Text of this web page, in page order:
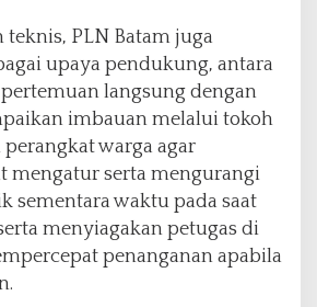
teknis, PLN Batam juga
upaya pendukung, antara
langsung dengan
imbauan melalui tokoh
warga agar
mengatur serta mengurangi
sementara waktu pada saat
menyiagakan petugas di
penanganan apabila